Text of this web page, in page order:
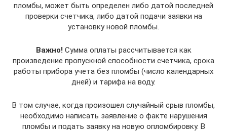
пломбы, может быть определен либо датой последней
проверки счетчика, либо датой подачи заявки на
установку новой пломбы.
Важно! Сумма оплаты рассчитывается как
произведение пропускной способности счетчика, срока
работы прибора учета без пломбы (число календарных
дней) и тарифа на воду.
В том случае, когда произошел случайный срыв пломбы,
необходимо написать заявление о факте нарушения
пломбы и подать заявку на новую опломбировку. В